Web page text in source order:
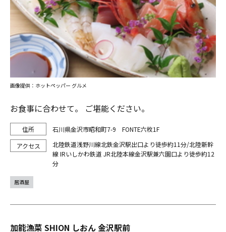
お食事に合わせて。 ご堪能ください。
石川県金沢市昭和町7-9 FONTE六枚1F
北陸鉄道浅野川線北鉄金沢駅出口より徒歩約11分/北陸新幹
線 IRいしかわ鉄道 JR北陸本線金沢駅兼六園口より徒歩約12
分
画像提供：ホットペッパー グルメ
居酒屋
加能漁菜 SHION しおん 金沢駅前